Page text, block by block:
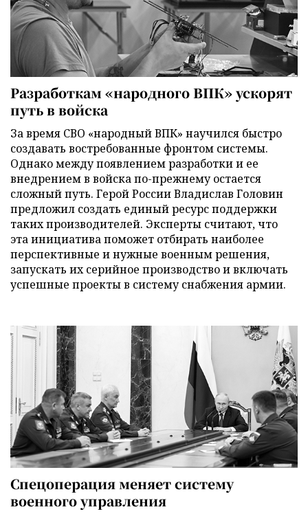
Разработкам «народного ВПК» ускорят
путь в войска
За время СВО «народный ВПК» научился быстро
создавать востребованные фронтом системы.
Однако между появлением разработки и ее
внедрением в войска по-прежнему остается
сложный путь. Герой России Владислав Головин
предложил создать единый ресурс поддержки
таких производителей. Эксперты считают, что
эта инициатива поможет отбирать наиболее
перспективные и нужные военным решения,
запускать их серийное производство и включать
успешные проекты в систему снабжения армии.
Спецоперация меняет систему
военного управления